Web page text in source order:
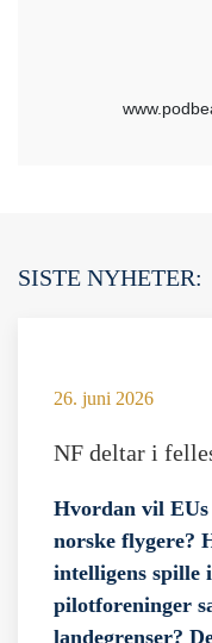
SISTE NYHETER:
26. juni 2026
NF deltar i
Hvordan vil
norske flygere?
intelligens spille
pilotforeninger
landegrenser?